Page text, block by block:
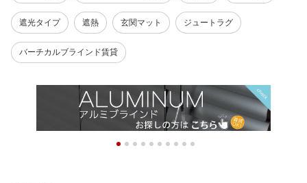
遮光タイプ 遮熱 玄関マット ジュートラグ
バーチカルブラインド賃貸